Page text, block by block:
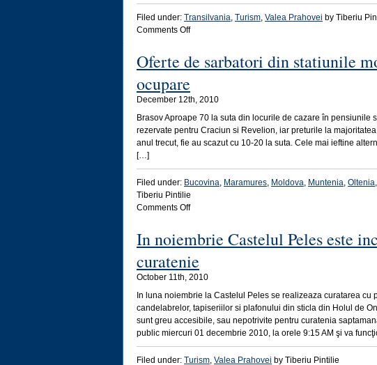
Filed under: Transilvania, Turism, Valea Prahovei by Tiberiu
Comments Offon
Busteni
se
si
vara
Oferte de sarbatori din statiunile
ocupare
December 12th, 2010
Brasov Aproape 70 la suta din locurile de cazare în pensiunile
rezervate pentru Craciun si Revelion, iar preturile la
anul trecut, fie au scazut cu 10-20 la suta. Cele mai ieftine
[…]
Filed under: Bucovina, Maramures, Moldova, Muntenia, Oltenia,
Tiberiu Pintilie
Comments Offon
de
sarbatori
din
statiunile
montane
si
gradul
de
ocupare
In noiembrie Castelul Peles este
curatenie
October 11th, 2010
In luna noiembrie la Castelul Peles se realizeaza curatarea cu
candelabrelor, tapiseriilor si plafonului din sticla din Holul de
sunt greu accesibile, sau nepotrivite pentru curatenia
public miercuri 01 decembrie 2010, la orele 9:15 AM şi va
Filed under: Turism, Valea Prahovei by Tiberiu Pintilie